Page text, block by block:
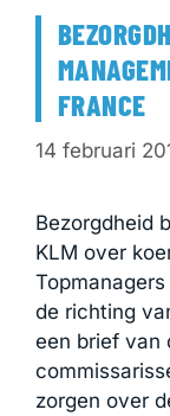
FRANCE
14 februari
Bezorgdheid
KLM over
de richting
een brief van
zorgen over